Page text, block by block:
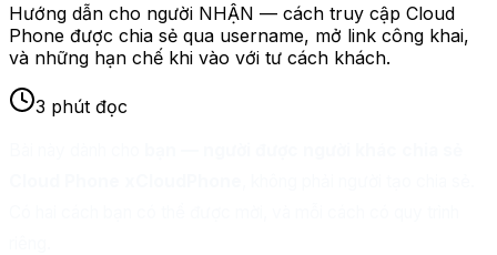
Hướng dẫn cho người NHẬN — cách truy cập Cloud
Phone được chia sẻ qua username, mở link công khai,
và những hạn chế khi vào với tư cách khách.
3 phút đọc